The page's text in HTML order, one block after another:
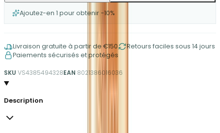
Ajoutez-en 1 pour obtenir −10%
Livraison gratuite à partir de €150
Retours faciles sous 14 jours
Paiements sécurisés et protégés
SKU VS4385494328EAN 8021386016036
Description